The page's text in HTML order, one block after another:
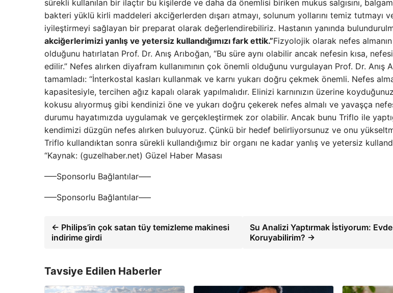
sürekli kullanılan bir ilaçtır bu kişilerde ve daha da önemlisi biriken mukus salgısını,
bakteri yüklü kirli maddeleri akciğerlerden dışarı atmayı, solunum yollarını temiz tutmayı
iyileştirmeyi sağlayan bir preparat olarak değerlendirebiliriz. Hastanın yanında
akciğerlerimizi yanlış ve yetersiz kullandığımızı fark ettik.”Fizyolojik olarak nefes
olduğunu hatırlatan Prof. Dr. Anış Arıboğan, “Bu süre aynı olabilir ancak nefesin kısa,
edilir.” Nefes alırken diyafram kullanımının çok önemli olduğunu vurgulayan Prof. Dr. Anış
tamamladı: “İnterkostal kasları kullanmak ve karnı yukarı doğru çekmek önemli. Nefes
kapasitesiyle, tercihen ağız kapalı olarak yapılmalıdır. Elinizi karnınızın üzerine
kokusu alıyormuş gibi kendinizi öne ve yukarı doğru çekerek nefes almalı ve yavaşça
durumu hayatımızda uygulamak ve gerçekleştirmek zor olabilir. Ancak bunu Triflo ile
kendimizi düzgün nefes alırken buluyoruz. Çünkü bir hedef belirliyorsunuz ve onu
Triflo kullandıktan sonra sürekli kullandığımız bir organı ne kadar yanlış ve yetersiz
“Kaynak: (guzelhaber.net) Güzel Haber Masası
—–Sponsorlu Bağlantılar—–
—–Sponsorlu Bağlantılar—–
← Philips’in çok satan tüy temizleme makinesi
indirime girdi
Su Analizi Yaptırmak İstiyorum:
Koruyabilirim? →
Tavsiye Edilen Haberler